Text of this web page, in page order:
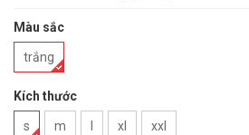
Màu sắc
trắng
Kích thước
s m xl xxl